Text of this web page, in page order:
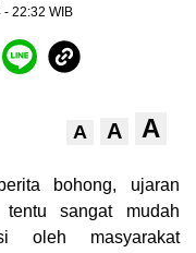
- 22:32 WIB
A A A
bohong, ujaran
sangat mudah
oleh masyarakat